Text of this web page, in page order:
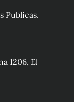
Publicas.
1206, El